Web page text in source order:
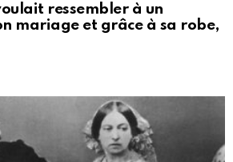
ressembler à un
mariage et grâce à sa robe,